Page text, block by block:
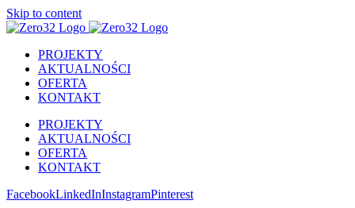
Skip to content
PROJEKTY
AKTUALNOŚCI
OFERTA
KONTAKT
PROJEKTY
AKTUALNOŚCI
OFERTA
KONTAKT
FacebookLinkedInInstagramPinterest